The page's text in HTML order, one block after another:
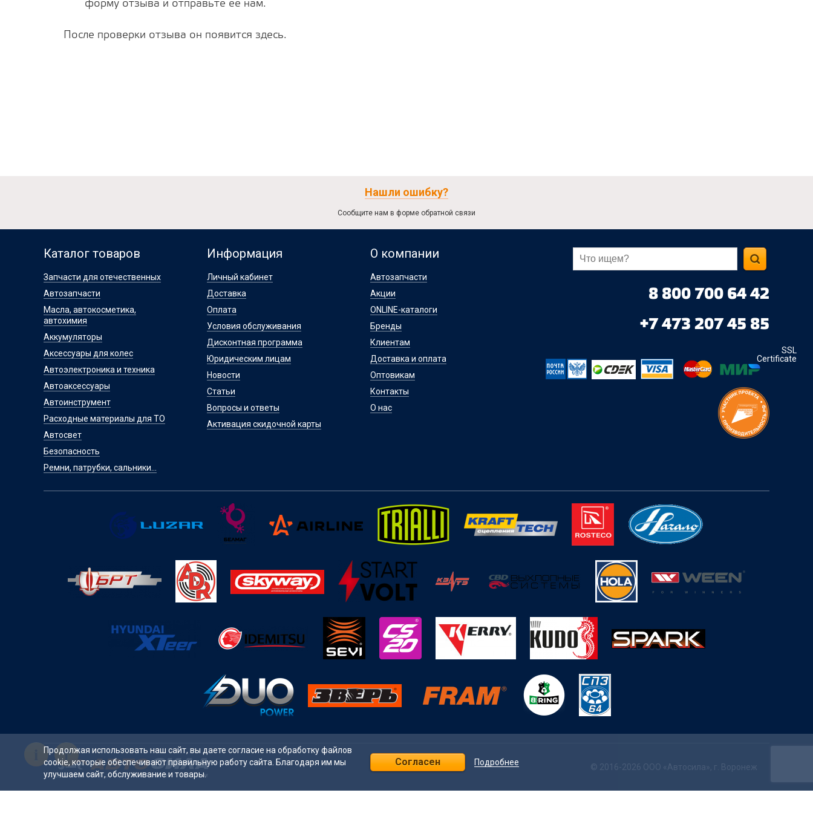
форму отзыва и отправьте ее нам.
После проверки отзыва он появится здесь.
Нашли ошибку?
Сообщите нам в форме обратной связи
Каталог товаров
Запчасти для отечественных
Автозапчасти
Масла, автокосметика,
автохимия
Аккумуляторы
Аксессуары для колес
Автоэлектроника и техника
Автоаксессуары
Автоинструмент
Расходные материалы для ТО
Автосвет
Безопасность
Ремни, патрубки, сальники...
Информация
Личный кабинет
Доставка
Оплата
Условия обслуживания
Дисконтная программа
Юридическим лицам
Новости
Статьи
Вопросы и ответы
Активация скидочной карты
О компании
Автозапчасти
Акции
ONLINE-каталоги
Бренды
Клиентам
Доставка и оплата
Оптовикам
Контакты
О нас
8 800 700 64 42
+7 473 207 45 85
SSL
Certificate
© 2016-2026 ООО «Автосила», г. Воронеж
Продолжая использовать наш сайт, вы даете согласие на обработку файлов
cookie, которые обеспечивают правильную работу сайта. Благодаря им мы
улучшаем сайт, обслуживание и товары.
Согласен Подробнее